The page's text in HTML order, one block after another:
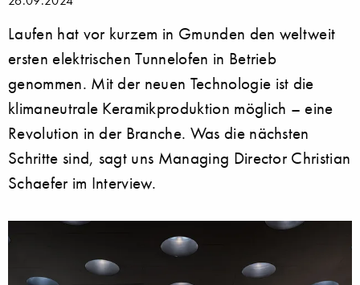
Laufen hat vor kurzem in Gmunden den weltweit
ersten elektrischen Tunnelofen in Betrieb
genommen. Mit der neuen Technologie ist die
klimaneutrale Keramikproduktion möglich – eine
Revolution in der Branche. Was die nächsten
Schritte sind, sagt uns Managing Director Christian
Schaefer im Interview.